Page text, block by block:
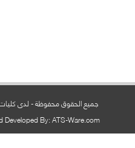
جميع الحقوق محفوظة - لدى
Developed By: ATS-Ware.com